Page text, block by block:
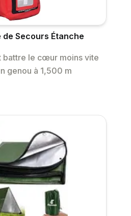
de Secours Étanche
battre le cœur moins vite
genou à 1,500 m